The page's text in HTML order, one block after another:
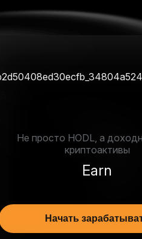
Не просто HODL, а
криптоактивы
Earn